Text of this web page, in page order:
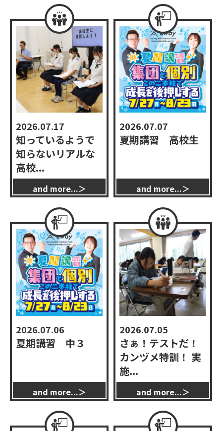
2026.07.17
知っているようで
知らないリアルな
高校...
2026.07.07
夏期講習 高校生
2026.07.06
夏期講習 中３
2026.07.05
さぁ！テストだ！
カンヅメ特訓！ 実
施...